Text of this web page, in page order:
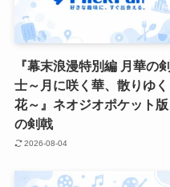
『幕末浪漫特別編 月華の剣
士～月に咲く華、散りゆく
花～』ネオジオポケット版
の剣戟
2026-08-04